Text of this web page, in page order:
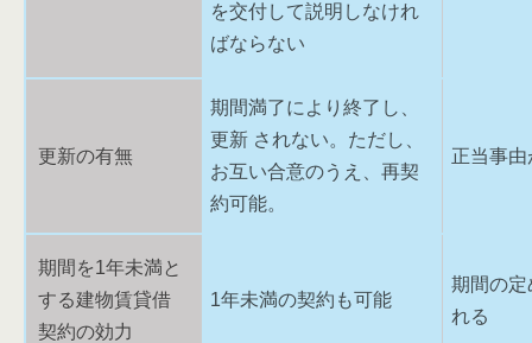
を交付して説明しなけれ
ばならない
更新の有無
期間満了により終了し、
更新 されない。ただし、
お互い合意のうえ、再契
約可能。
正当事
期間を1年未満と
する建物賃貸借
契約の効力
1年未満の契約も可能
期間の定
れる